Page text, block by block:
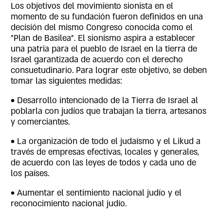
Los objetivos del movimiento sionista en el
momento de su fundación fueron definidos en una
decisión del mismo Congreso conocida como el
"Plan de Basilea". El sionismo aspira a establecer
una patria para el pueblo de Israel en la tierra de
Israel garantizada de acuerdo con el derecho
consuetudinario. Para lograr este objetivo, se deben
tomar las siguientes medidas:
• Desarrollo intencionado de la Tierra de Israel al
poblarla con judíos que trabajan la tierra, artesanos
y comerciantes.
• La organización de todo el judaísmo y el Likud a
través de empresas efectivas, locales y generales,
de acuerdo con las leyes de todos y cada uno de
los países.
• Aumentar el sentimiento nacional judío y el
reconocimiento nacional judío.